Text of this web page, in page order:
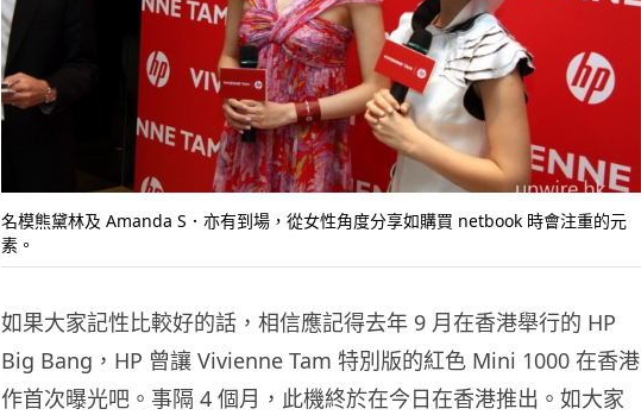
名模熊黛林及 Amanda S．亦有到場，從女性角度分享如購買 netbook 時會注重的元
素。
如果大家記性比較好的話，相信應記得去年 9 月在香港舉行的 HP
Big Bang，HP 曾讓 Vivienne Tam 特別版的紅色 Mini 1000 在香港
作首次曝光吧。事隔 4 個月，此機終於在今日在香港推出。如大家